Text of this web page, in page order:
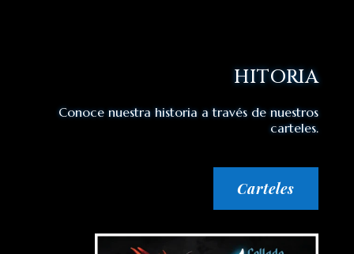
HITORIA
Conoce nuestra historia a través de nuestros
carteles.
Carteles